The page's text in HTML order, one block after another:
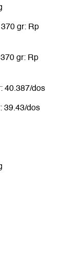
gr: Rp
gr: Rp
40.387/dos
39.43/dos